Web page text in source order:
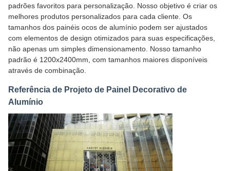
padrões favoritos para personalização. Nosso objetivo é criar os
melhores produtos personalizados para cada cliente. Os
tamanhos dos painéis ocos de alumínio podem ser ajustados
com elementos de design otimizados para suas especificações,
não apenas um simples dimensionamento. Nosso tamanho
padrão é 1200x2400mm, com tamanhos maiores disponíveis
através de combinação.
Referência de Projeto de Painel Decorativo de
Alumínio